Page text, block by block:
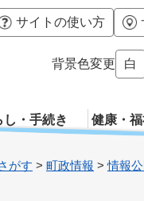
サイトの使い方
背景色変更 白
し・手続き 健康・
がす > 町政情報 >情報